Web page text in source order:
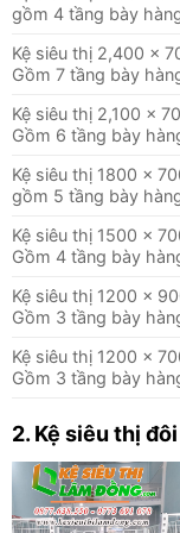
gồm 4 tầng bày
Kệ siêu thị 2,400 x
Gồm 7 tầng bày
Kệ siêu thị 2,100 x
Gồm 6 tầng bày
Kệ siêu thị 1800 x
gồm 5 tầng bày
Kệ siêu thị 1500 x
Gồm 4 tầng bày
Kệ siêu thị 1200 x
Gồm 3 tầng bày
Kệ siêu thị 1200 x
Gồm 3 tầng bày
2. Kệ siêu thị